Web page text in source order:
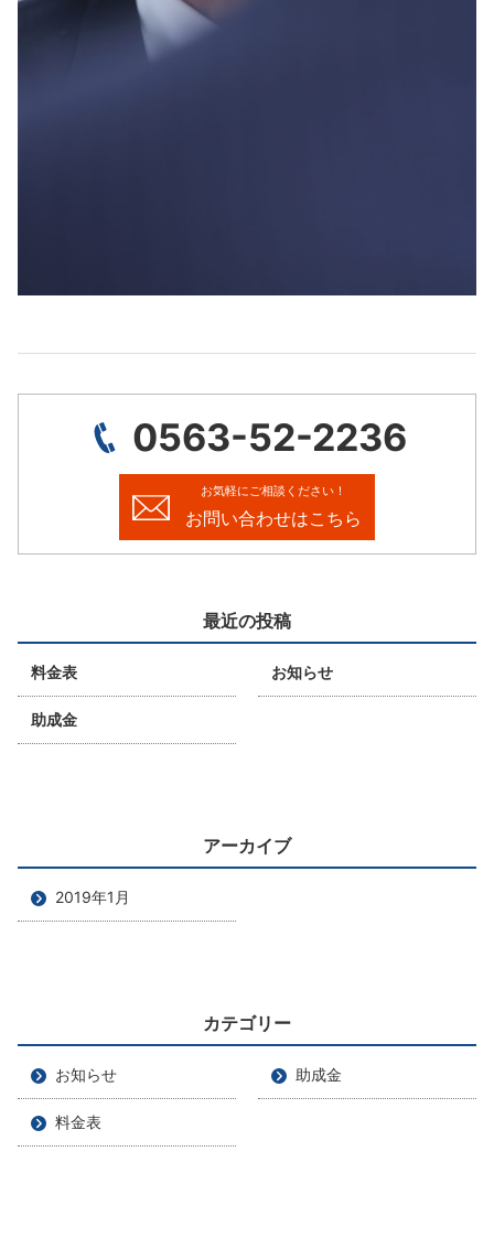
0563-52-2236
お気軽にご相談ください！
お問い合わせはこちら
最近の投稿
料金表 お知らせ
助成金
アーカイブ
2019年1月
カテゴリー
お知らせ 助成金
料金表